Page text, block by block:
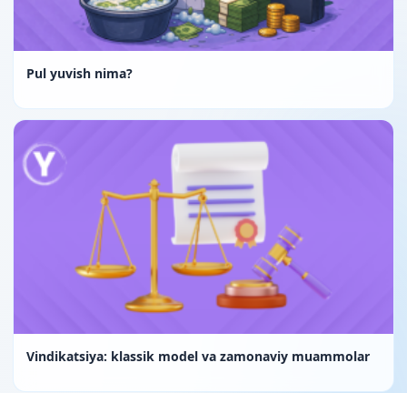
Pul yuvish nima?
Vindikatsiya: klassik model va zamonaviy muammolar